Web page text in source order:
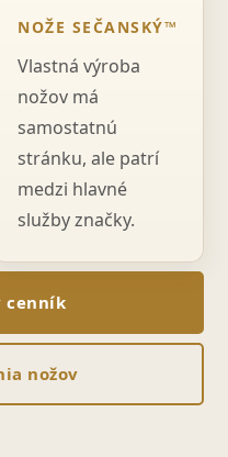
NOŽE SEČANSKÝ™
Vlastná výroba
nožov má
samostatnú
stránku, ale patrí
medzi hlavné
služby značky.
cenník
nožov